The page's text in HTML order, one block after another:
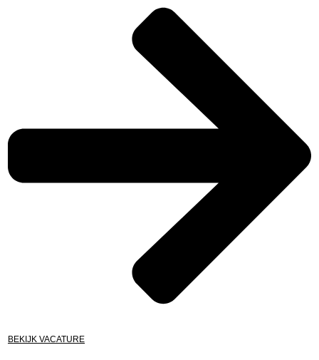
BEKIJK VACATURE